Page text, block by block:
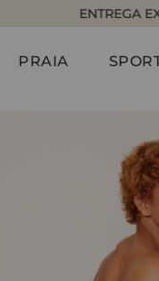
ENTREGA
PRAIA